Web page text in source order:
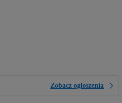
Zobacz ogłoszenia